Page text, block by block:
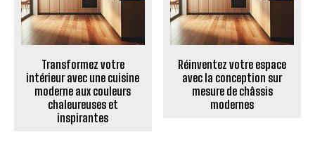
Transformez votre
intérieur avec une cuisine
moderne aux couleurs
chaleureuses et
inspirantes
Réinventez votre espace
avec la conception sur
mesure de châssis
modernes